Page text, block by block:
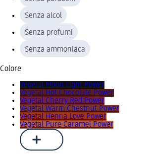
Senza alcol
Senza profumi
Senza ammoniaca
Colore
Vegetal Moon Light Power
Vegetal Hot Chocolate Power
Vegetal Cherry Red Power
Vegetal Warm Chestnut Power
Vegetal Henna Love Power
Vegetal Pure Caramel Power